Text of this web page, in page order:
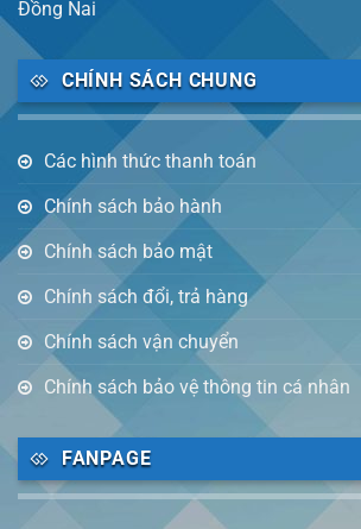
Đồng Nai
CHÍNH SÁCH CHUNG
Các hình thức thanh toán
Chính sách bảo hành
Chính sách bảo mật
Chính sách đổi, trả hàng
Chính sách vận chuyển
Chính sách bảo vệ thông tin cá nhân
FANPAGE